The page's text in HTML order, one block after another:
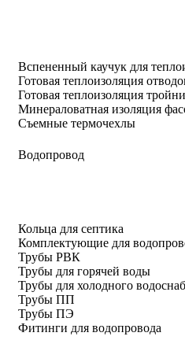
Вспененный каучук для
Готовая теплоизоляция
Готовая теплоизоляция
Минераловатная изоляция
Съемные термочехлы
Водопровод
Кольца для септика
Комплектующие для
Трубы РВК
Трубы для горячей воды
Трубы для холодного
Трубы ПП
Трубы ПЭ
Фитинги для водопровода